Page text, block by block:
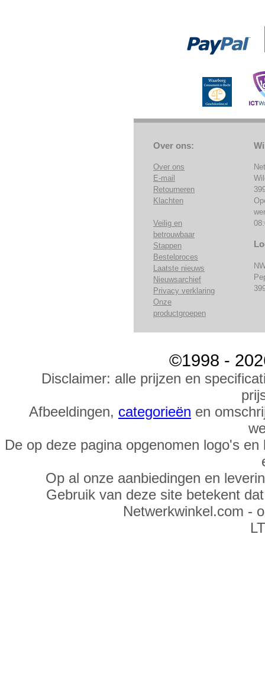
Over ons:
Over ons
E-mail
Retourneren
Klachten
Veilig en
betrouwbaar
Stappen
Bestelproces
Laatste nieuws
Nieuwsarchief
Privacy verklaring
Onze
productgroepen
©1998 -
Disclaimer: alle prijzen en
Afbeeldingen, categorieën en
De op deze pagina opgenomen logo's
Op al onze aanbiedingen en
Gebruik van deze site betekent
Netwerkwinkel.com -